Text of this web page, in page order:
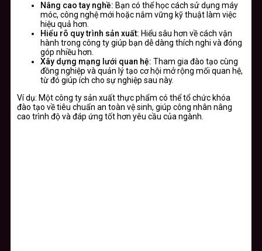
Nâng cao tay nghề: Bạn có thể học cách sử dụng máy
móc, công nghệ mới hoặc nắm vững kỹ thuật làm việc
hiệu quả hơn.
Hiểu rõ quy trình sản xuất: Hiểu sâu hơn về cách vận
hành trong công ty giúp bạn dễ dàng thích nghi và đóng
góp nhiều hơn.
Xây dựng mạng lưới quan hệ: Tham gia đào tạo cùng
đồng nghiệp và quản lý tạo cơ hội mở rộng mối quan hệ,
từ đó giúp ích cho sự nghiệp sau này.
Ví dụ: Một công ty sản xuất thực phẩm có thể tổ chức khóa
đào tạo về tiêu chuẩn an toàn vệ sinh, giúp công nhân nâng
cao trình độ và đáp ứng tốt hơn yêu cầu của ngành.